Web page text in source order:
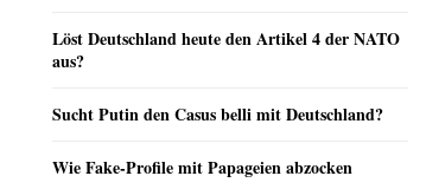
Löst Deutschland heute den Artikel 4 der NATO
aus?
Sucht Putin den Casus belli mit Deutschland?
Wie Fake-Profile mit Papageien abzocken